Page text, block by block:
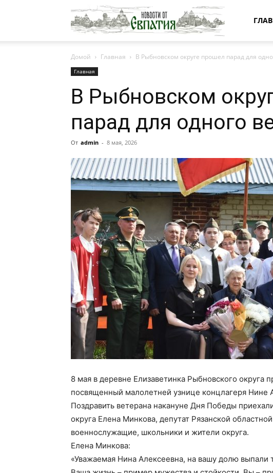
Новости
от
Евпатия
Домой Главная В Рыбновском округе прошел парад для
Главная
В Рыбновском
парад для одного
От admin - 8 мая, 2026
8 мая в деревне Елизаветинка Рыбновского округа
посвященный малолетней узнице концлагеря Нине
Поздравить ветерана накануне Дня Победы
округа Елена Минкова, депутат Рязанской
военнослужащие, школьники и жители округа.
Елена Минкова:
«Уважаемая Нина Алексеевна, на вашу долю выпали